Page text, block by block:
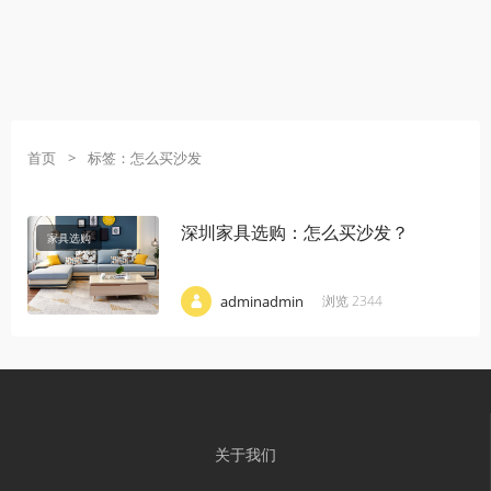
首页 > 标签：怎么买沙发
家具选购 深圳家具选购：怎么买沙发？
adminadmin 浏览 2344
关于我们